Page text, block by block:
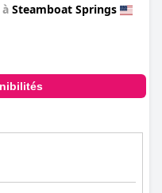
Steamboat Springs